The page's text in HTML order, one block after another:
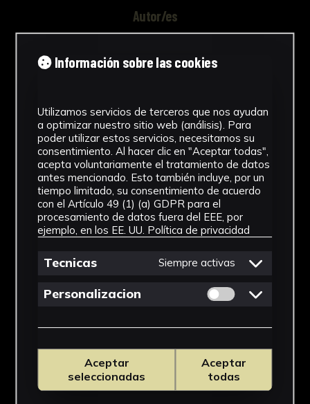
Autor/es
Tipología
Cronología
1896
Ubicación
Laboratorio de Investigación
Patrimonio Cultural
Dimensiones
41 x 28,5 cm.
Descargar Ficha
Información sobre las cookies
Utilizamos servicios de terceros que nos ayudan
a optimizar nuestro sitio web (análisis). Para
poder utilizar estos servicios, necesitamos su
consentimiento. Al hacer clic en "Aceptar todas",
acepta voluntariamente el tratamiento de datos
antes mencionado. Esto también incluye, por un
tiempo limitado, su consentimiento de acuerdo
con el Artículo 49 (1) (a) GDPR para el
procesamiento de datos fuera del EEE, por
ejemplo, en los EE. UU. Política de privacidad
Tecnicas Siempre activas
Personalizacion Permitir cookies
Aceptar
seleccionadas
Aceptar
todas